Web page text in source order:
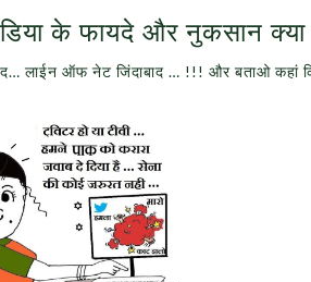
के फायदे और नुकसान
लाईन ऑफ नेट जिंदाबाद … !!! और बताओ कहां